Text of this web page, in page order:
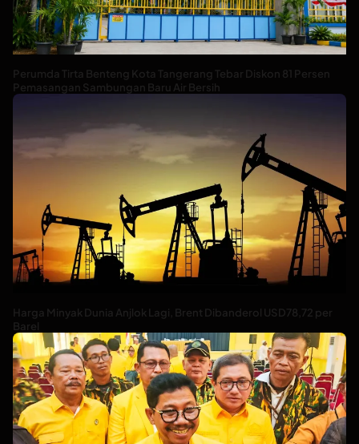
Perumda Tirta Benteng Kota Tangerang Tebar Diskon 81 Persen
Pemasangan Sambungan Baru Air Bersih
Harga Minyak Dunia Anjlok Lagi, Brent Dibanderol USD78,72 per
Barel